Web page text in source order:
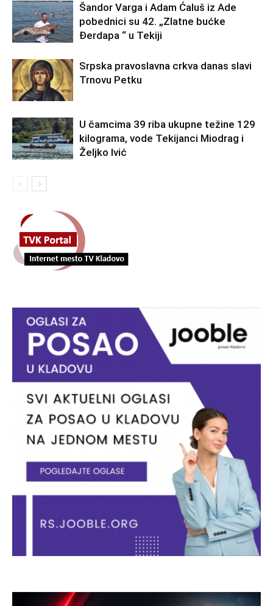
Šandor Varga i Adam Ćaluš iz Ade
pobednici su 42. „Zlatne bućke
Đerdapa “ u Tekiji
Srpska pravoslavna crkva danas slavi
Trnovu Petku
U čamcima 39 riba ukupne težine 129
kilograma, vode Tekijanci Miodrag i
Željko Ivić